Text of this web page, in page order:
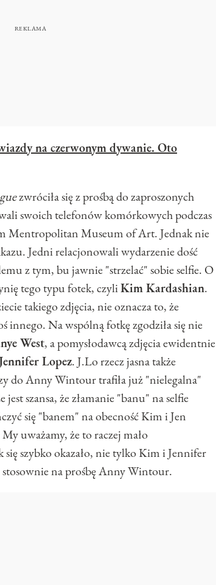
na czerwonym dywanie. Oto
zwróciła się z prośbą do zaproszonych
swoich telefonów komórkowych podczas
Mentropolitan Museum of Art. Jednak nie
Jedni relacjonowali wydarzenie dość
z tym, bu jawnie "strzelać" sobie selfie. O
tego typu fotek, czyliKim Kardashian.
takiego zdjęcia, nie oznacza to, że
innego. Na wspólną fotkę zgodziła się nie
West, a pomysłodawcą zdjęcia ewidentnie
Lopez. J.Lo rzecz jasna także
do Anny Wintour trafiła już "nielegalna"
szansa, że złamanie "banu" na selfie
się "banem" na obecność Kim i Jen
uważamy, że to raczej mało
się szybko okazało, nie tylko Kim i Jennifer
na prośbę Anny Wintour.